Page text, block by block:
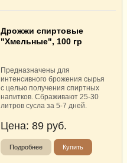
Дрожжи спиртовые
"Хмельные", 100 гр
Предназначены для
интенсивного брожения сырья
с целью получения спиртных
напитков. Сбраживают 25-30
литров сусла за 5-7 дней.
Цена: 89 руб.
Подробнее Купить